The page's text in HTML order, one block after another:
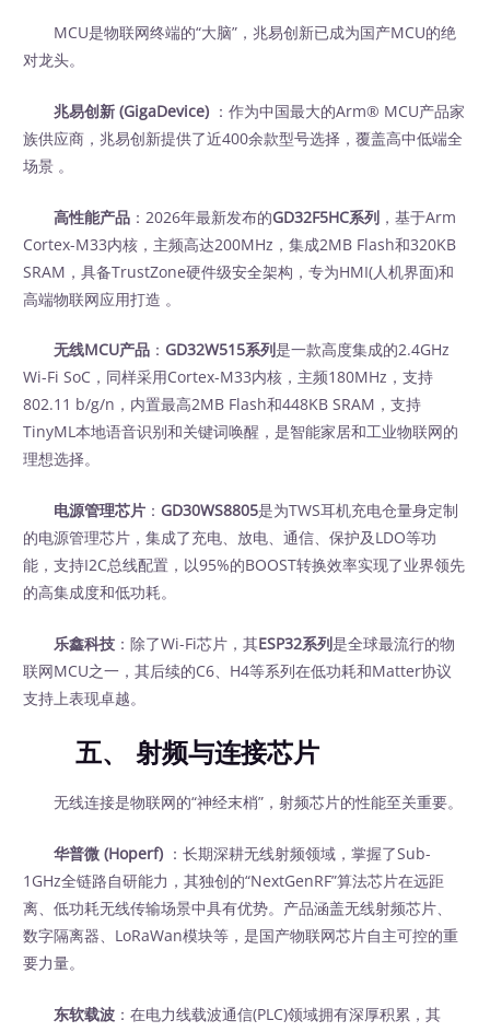
MCU是物联网终端的“大脑”，兆易创新已成为国产MCU的绝
对龙头。
兆易创新 (GigaDevice) ：作为中国最大的Arm® MCU产品家
族供应商，兆易创新提供了近400余款型号选择，覆盖高中低端全
场景 。
高性能产品 ：2026年最新发布的GD32F5HC系列 ，基于Arm
Cortex-M33内核，主频高达200MHz，集成2MB Flash和320KB
SRAM，具备TrustZone硬件级安全架构，专为HMI(人机界面)和
高端物联网应用打造 。
无线MCU产品 ： GD32W515系列是一款高度集成的2.4GHz
Wi-Fi SoC，同样采用Cortex-M33内核，主频180MHz，支持
802.11 b/g/n，内置最高2MB Flash和448KB SRAM，支持
TinyML本地语音识别和关键词唤醒，是智能家居和工业物联网的
理想选择。
电源管理芯片 ： GD30WS8805是为TWS耳机充电仓量身定制
的电源管理芯片，集成了充电、放电、通信、保护及LDO等功
能，支持I2C总线配置，以95%的BOOST转换效率实现了业界领先
的高集成度和低功耗。
乐鑫科技 ：除了Wi-Fi芯片，其ESP32系列是全球最流行的物
联网MCU之一，其后续的C6、H4等系列在低功耗和Matter协议
支持上表现卓越。
五、 射频与连接芯片
无线连接是物联网的“神经末梢”，射频芯片的性能至关重要。
华普微 (Hoperf) ：长期深耕无线射频领域，掌握了Sub-
1GHz全链路自研能力，其独创的“NextGenRF”算法芯片在远距
离、低功耗无线传输场景中具有优势。产品涵盖无线射频芯片、
数字隔离器、LoRaWan模块等，是国产物联网芯片自主可控的重
要力量。
东软载波 ：在电力线载波通信(PLC)领域拥有深厚积累，其